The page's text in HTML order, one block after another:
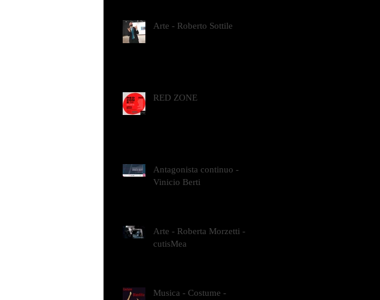
Arte - Roberto Sottile
RED ZONE
Antagonista continuo -
Vinicio Berti
Arte - Roberta Morzetti -
cutisMea
Musica - Costume -